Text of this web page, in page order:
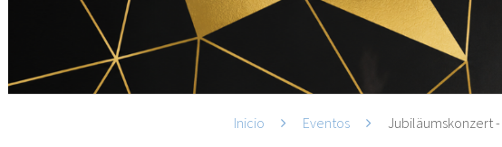
Inicio Eventos Jubiläumskonzert -